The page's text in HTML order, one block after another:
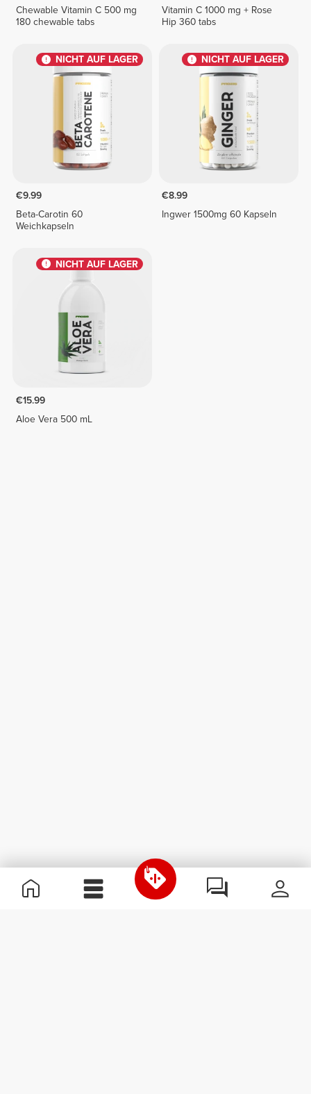
Chewable Vitamin C 500 mg
180 chewable tabs
Vitamin C 1000 mg + Rose
Hip 360 tabs
NICHT AUF LAGER
€9.99
Beta-Carotin 60
Weichkapseln
NICHT AUF LAGER
€8.99
Ingwer 1500mg 60 Kapseln
NICHT AUF LAGER
€15.99
Aloe Vera 500 mL